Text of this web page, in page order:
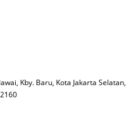
Kby. Baru, Kota Jakarta Selatan,